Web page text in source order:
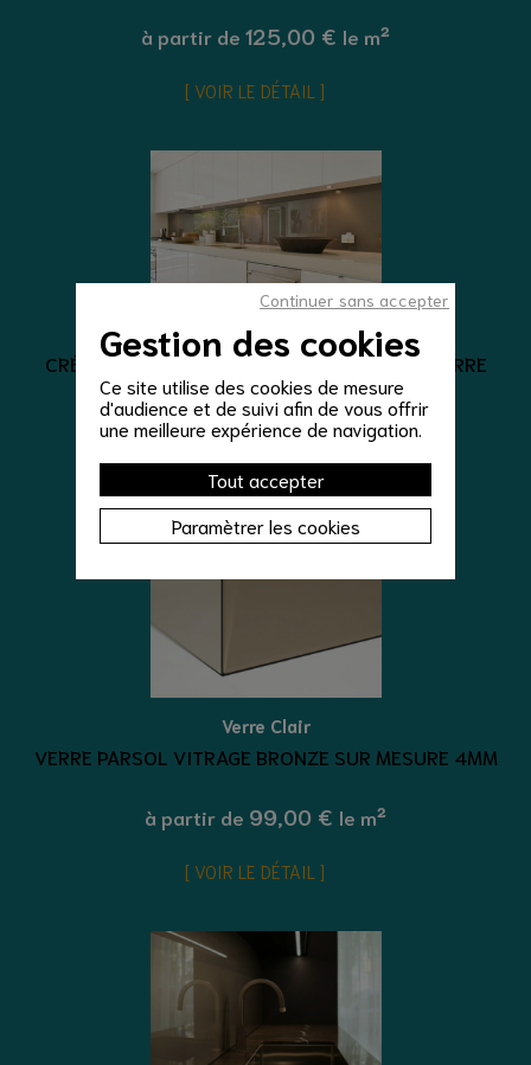
Gestion des cookies
Ce site utilise des cookies de mesure
d'audience et de suivi afin de vous offrir
une meilleure expérience de navigation.
Tout accepter
Paramètrer les cookies
Continuer sans accepter
à partir de 125,00 € le m²
VOIR LE DÉTAIL
Crédence en Verre Classique
CRÉDENCE VERRE SUR MESURE CRÉDENCE VERRE
TAUPE 6 MM
à partir de169,00 €le m²
VOIR LE DÉTAIL
Verre Clair
VERRE PARSOL VITRAGE BRONZE SUR MESURE 4MM
à partir de 99,00 € le m²
VOIR LE DÉTAIL